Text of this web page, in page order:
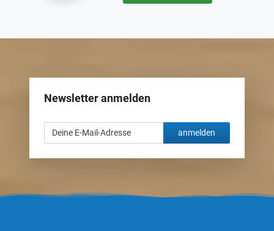
Newsletter anmelden
anmelden